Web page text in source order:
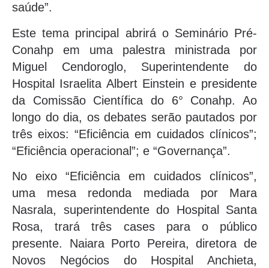
saúde”.
Este tema principal abrirá o Seminário Pré-
Conahp em uma palestra ministrada por
Miguel Cendoroglo, Superintendente do
Hospital Israelita Albert Einstein e presidente
da Comissão Científica do 6° Conahp. Ao
longo do dia, os debates serão pautados por
três eixos: “Eficiência em cuidados clínicos”;
“Eficiência operacional”; e “Governança”.
No eixo “Eficiência em cuidados clínicos”,
uma mesa redonda mediada por Mara
Nasrala, superintendente do Hospital Santa
Rosa, trará três cases para o público
presente. Naiara Porto Pereira, diretora de
Novos Negócios do Hospital Anchieta,